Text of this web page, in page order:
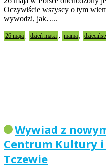
Oczywiście wszyscy o tym
wywodzi, jak…..
26 maja , dzień matki , mama ,
Wywiad z
Centrum Kultury i
Tczewie